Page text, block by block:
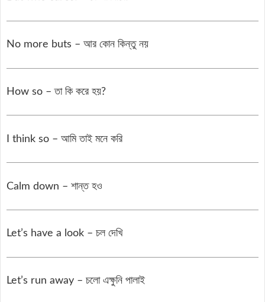
No more buts – আর কোন কিন্তু নয়
How so – তা কি করে হয়?
I think so – আমি তাই মনে করি
Calm down – শান্ত হও
Let’s have a look – চল দেখি
Let’s run away – চলো এক্ষুনি পালাই